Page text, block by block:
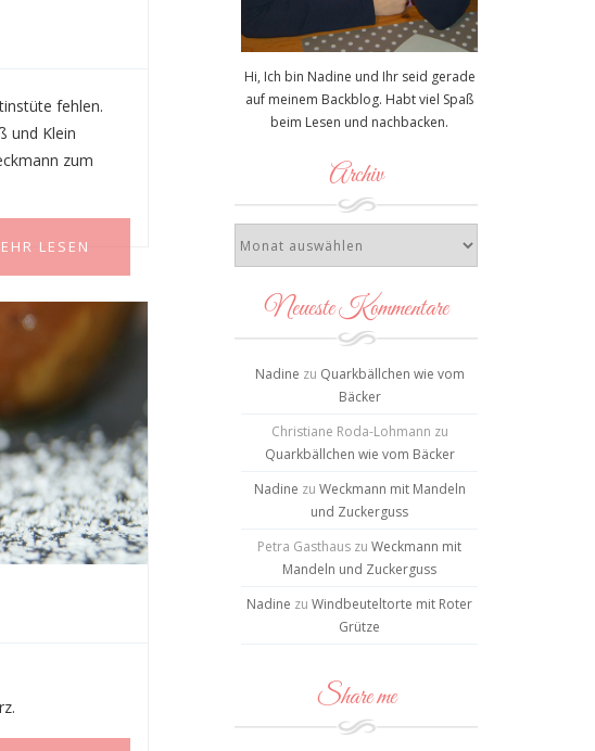
fehlen.
und Klein
zum
LESEN
Hi, Ich bin Nadine und Ihr seid gerade
auf meinem Backblog. Habt viel Spaß
beim Lesen und nachbacken.
Archiv
Neueste Kommentare
Nadine zu Quarkbällchen wie vom
Bäcker
Christiane Roda-Lohmann zu
Quarkbällchen wie vom Bäcker
Nadine zu Weckmann mit Mandeln
und Zuckerguss
Petra Gasthaus zu Weckmann mit
Mandeln und Zuckerguss
Nadine zu Windbeuteltorte mit Roter
Grütze
Share me